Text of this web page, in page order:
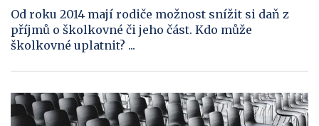
Od roku 2014 mají rodiče možnost snížit si daň z
příjmů o školkovné či jeho část. Kdo může
školkovné uplatnit? ...